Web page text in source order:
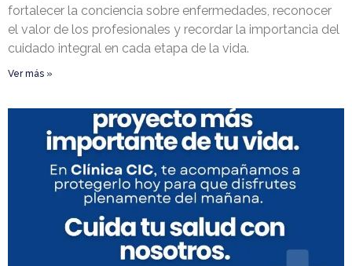
fortalecer la conciencia sobre enfermedades, reconocer
el valor de los profesionales y recordar la importancia del
cuidado integral en cada etapa de la vida.
Ver más »